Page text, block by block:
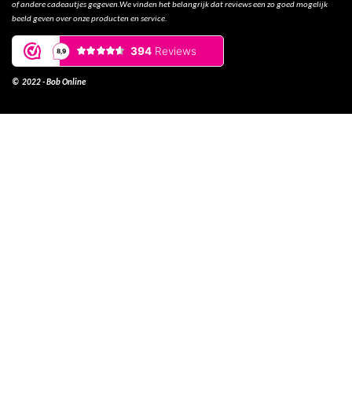
of andere cadeautjes gegeven.We vinden het belangrijk dat reviews een zo goed mogelijk
beeld geven over onze producten en service.
© 2022 - Bob Online